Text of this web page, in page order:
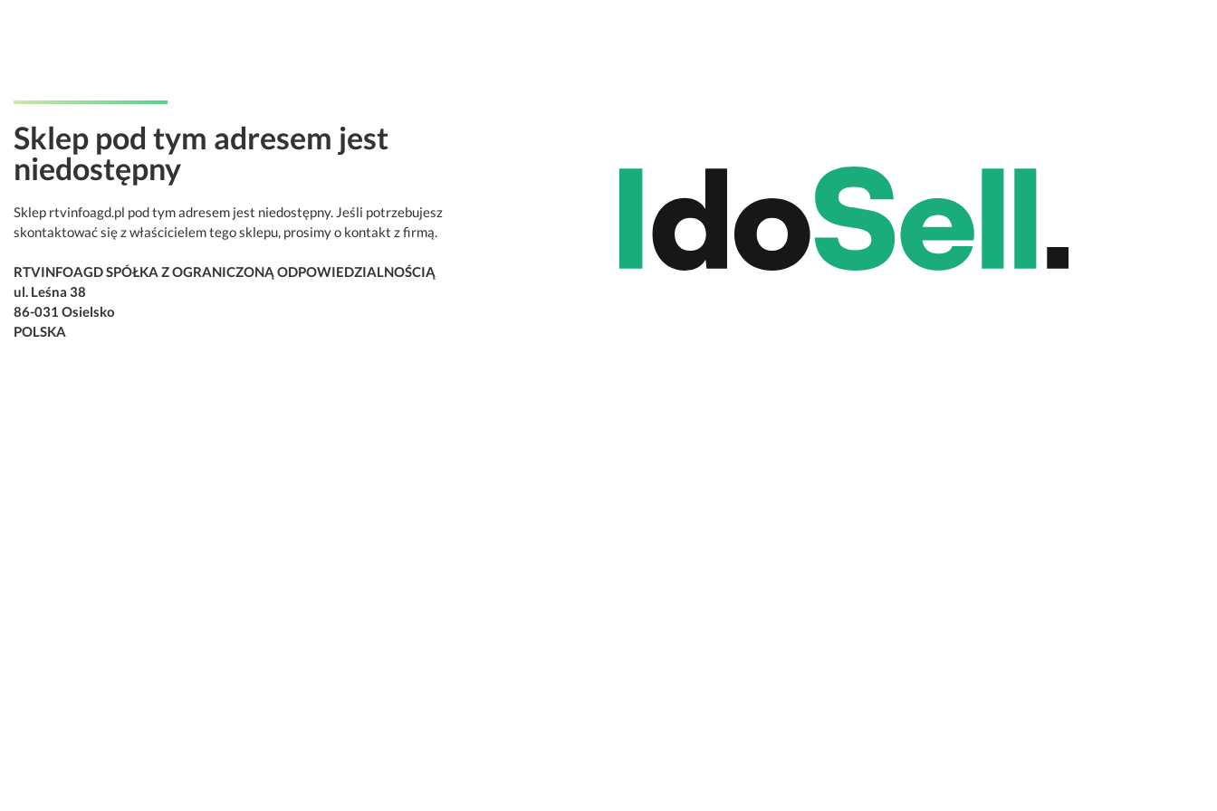
Sklep pod tym adresem jest
niedostępny
Sklep rtvinfoagd.pl pod tym adresem jest niedostępny. Jeśli potrzebujesz
skontaktować się z właścicielem tego sklepu, prosimy o kontakt z firmą.
RTVINFOAGD SPÓŁKA Z OGRANICZONĄ ODPOWIEDZIALNOŚCIĄ
ul. Leśna 38
86-031 Osielsko
POLSKA